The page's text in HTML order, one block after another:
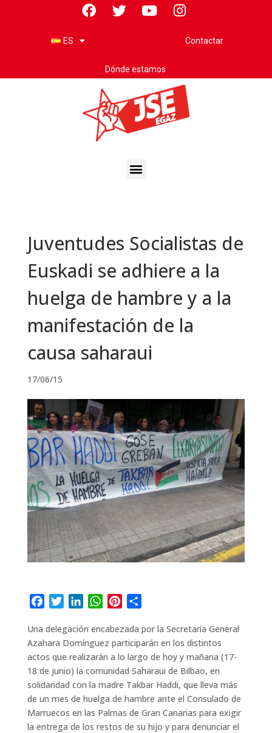
ES Contactar
Dónde estamos
Juventudes Socialistas de
Euskadi se adhiere a la
huelga de hambre y a la
manifestación de la
causa saharaui
17/06/15
c
e
b
o
o
k
i
t
t
e
r
n
k
e
d
I
n
W
a
t
s
A
p
p
n
t
e
r
e
s
t
m
p
a
r
t
i
r
Una delegación encabezada por la Secretaría General
Azahara Domínguez participarán en los distintos
actos que realizarán a lo largo de hoy y mañana (17-
18 de junio) la comunidad Saharaui de Bilbao, en
solidaridad con la madre Takbar Haddi, que lleva más
de un mes de huelga de hambre ante el Consulado de
Marruecos en las Palmas de Gran Canarias para exigir
la entrega de los restos de su hijo y para denunciar el